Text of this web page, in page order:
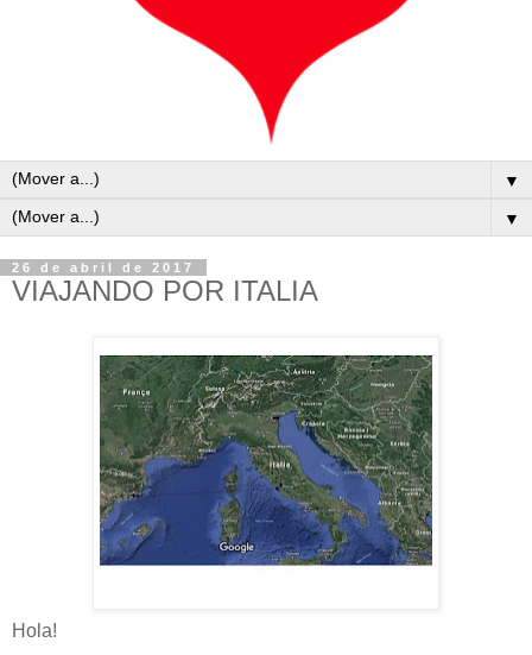
▼
▼
26 de abril de 2017
VIAJANDO POR ITALIA
Hola!